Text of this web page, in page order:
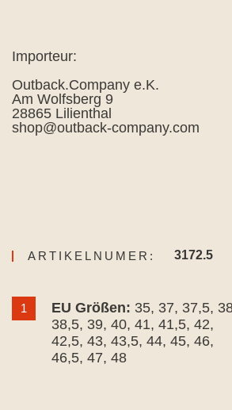
Importeur:
Outback.Company e.K.
Am Wolfsberg 9
28865 Lilienthal
shop@outback-company.com
ARTIKELNUMER: 3172.5
1 EU Größen: 35, 37, 37,5,
38,5, 39, 40, 41, 41,5, 42,
42,5, 43, 43,5, 44, 45, 46,
46,5, 47, 48